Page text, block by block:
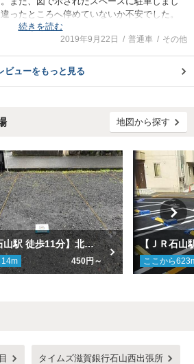
ったところへ停めていないか不安でした。
ることができました。駅から少し距離があ
と思います。今回で場所も把握できたので
続きを読む
2019年9月22日 普通車 その他
ビューをもっと見る
地図から探す
【京阪石山駅 徒歩11分】北大路2丁目第一駐車場
14m 450円～ ここから623
タイムズ滋賀銀行石山西出張所